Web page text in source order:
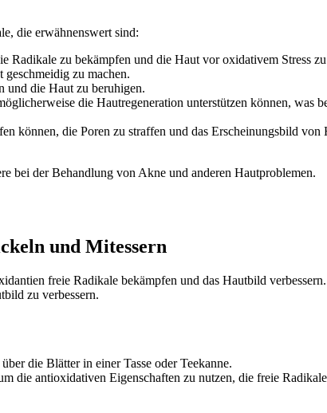
die erwähnenswert sind:
zu bekämpfen und die Haut vor oxidativem Stress zu
zu machen.
und die Haut zu beruhigen.
die Hautregeneration unterstützen können, was
können, die Poren zu straffen und das Erscheinungsbild von
bei der Behandlung von Akne und anderen Hautproblemen.
und Mitessern
freie Radikale bekämpfen und das Hautbild
zu verbessern.
die Blätter in einer Tasse oder Teekanne.
die antioxidativen Eigenschaften zu nutzen, die freie